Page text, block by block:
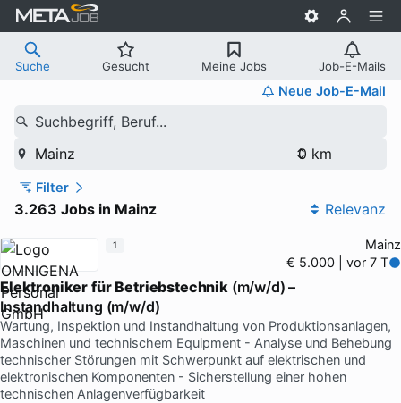
Suche Gesucht Meine Jobs Job-E-Mails
Neue Job-E-Mail
Suchbegriff, Beruf...
Mainz
Filter
3.263 Jobs in Mainz Relevanz
Mainz
€ 5.000 | vor 7 T
Elektroniker fürBetriebstechnik (m/w/d) –
Instandhaltung (m/w/d)
Wartung, Inspektion und Instandhaltung von Produktionsanlagen,
Maschinen und technischem Equipment - Analyse und Behebung
technischer Störungen mit Schwerpunkt auf elektrischen und
elektronischen Komponenten - Sicherstellung einer hohen
technischen Anlagenverfügbarkeit
1